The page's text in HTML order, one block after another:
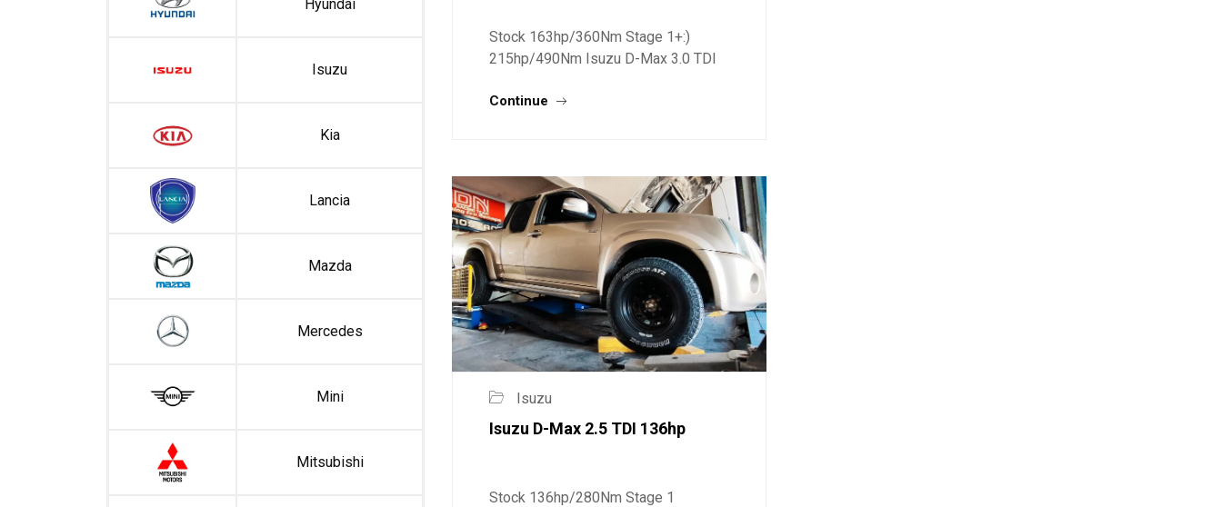
Hyundai
Isuzu
Kia
Lancia
Mazda
Mercedes
Mini
Mitsubishi
Stock 163hp/360Nm Stage 1+:)
215hp/490Nm Isuzu D-Max 3.0 TDI
Isuzu D-Max 3.0 TDI 163hp Stage
Continue
Isuzu
Isuzu D-Max 2.5 TDI 136hp
Stock 136hp/280Nm Stage 1